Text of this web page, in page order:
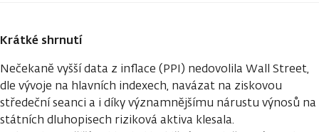
Krátké shrnutí
Nečekaně vyšší data z inflace (PPI) nedovolila Wall Street,
dle vývoje na hlavních indexech, navázat na ziskovou
středeční seanci a i díky významnějšímu nárustu výnosů na
státních dluhopisech riziková aktiva klesala.